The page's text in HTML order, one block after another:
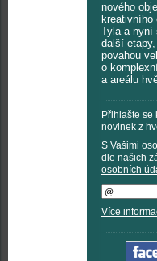
nového
Tyla a nyní
další
povahou
o
a areálu
Přihlašte se
novinek z
S Vašimi
dle našich
osobních
Více